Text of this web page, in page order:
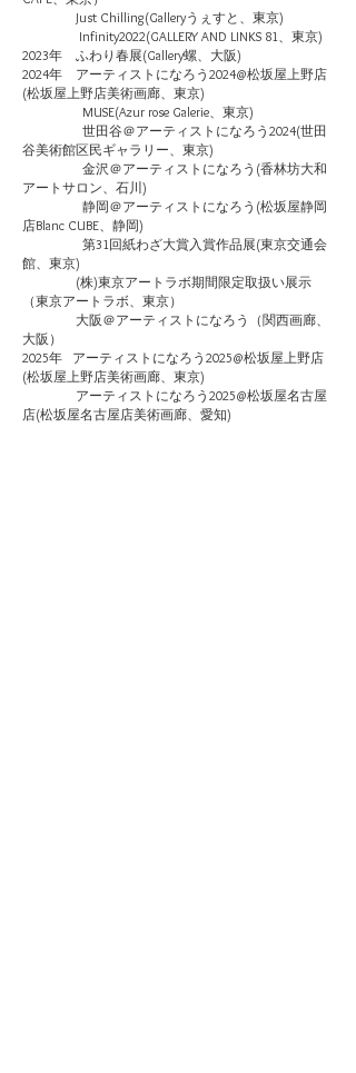
Just Chilling(Galleryうぇすと、東京)
Infinity2022(GALLERY AND LINKS 81、東京)
2023年 ふわり春展(Gallery螺、大阪)
2024年 ​ アーティストになろう2024@松坂屋上野店
(松坂屋上野店美術画廊、東京)
MUSE(Azur rose Galerie、東京)
世田谷＠アーティストになろう2024(世田
谷美術館区民ギャラリー、東京)
金沢＠アーティストになろう(香林坊大和
アートサロン、石川)
静岡＠アーティストになろう(松坂屋静岡
店Blanc CUBE、静岡)
第31回紙わざ大賞入賞作品展(東京交通会
館、東京)
​ (株)東京アートラボ期間限定取扱い展示
（東京アートラボ、東京）
​ 大阪＠アーティストになろう（関西画廊、
大阪）
2025年 ​ アーティストになろう2025@松坂屋上野店
(松坂屋上野店美術画廊、東京)
アーティストになろう2025@松坂屋名古屋
店(松坂屋名古屋店美術画廊、愛知)